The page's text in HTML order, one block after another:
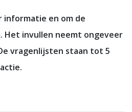
informatie en om de
Het invullen neemt ongeveer
vragenlijsten staan tot 5